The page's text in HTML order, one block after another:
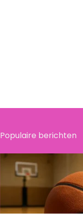
Populaire berichten